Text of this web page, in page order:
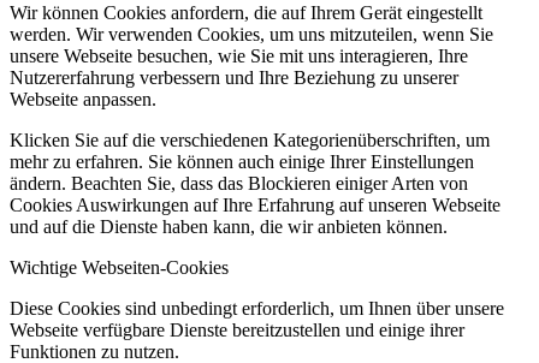
Wir können Cookies anfordern, die auf Ihrem Gerät eingestellt
werden. Wir verwenden Cookies, um uns mitzuteilen, wenn Sie
unsere Webseite besuchen, wie Sie mit uns interagieren, Ihre
Nutzererfahrung verbessern und Ihre Beziehung zu unserer
Webseite anpassen.
Klicken Sie auf die verschiedenen Kategorienüberschriften, um
mehr zu erfahren. Sie können auch einige Ihrer Einstellungen
ändern. Beachten Sie, dass das Blockieren einiger Arten von
Cookies Auswirkungen auf Ihre Erfahrung auf unseren Webseite
und auf die Dienste haben kann, die wir anbieten können.
Wichtige Webseiten-Cookies
Diese Cookies sind unbedingt erforderlich, um Ihnen über unsere
Webseite verfügbare Dienste bereitzustellen und einige ihrer
Funktionen zu nutzen.